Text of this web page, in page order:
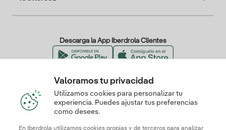
Descarga la App Iberdrola Clientes
Nuestros certificados de confianza
Valoramos tu privacidad
Utilizamos cookies para personalizar tu
experiencia. Puedes ajustar tus preferencias
como desees.
En Iberdrola utilizamos cookies propias y de terceros para analizar